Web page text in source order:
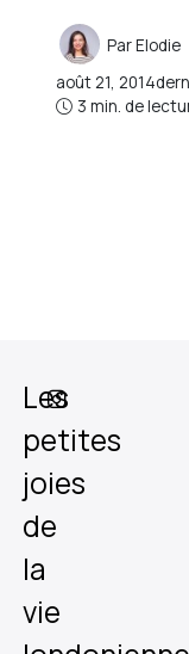
ParElodie
août 21, 2014
3 min. de
Les
petites
joies
de
la
vie